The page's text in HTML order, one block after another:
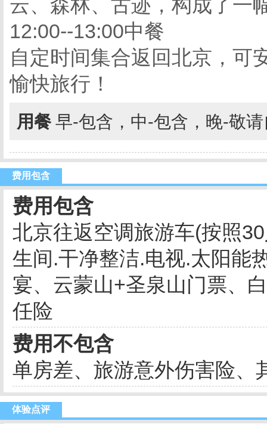
云、森林、古迹，构成了一
12:00--13:00中餐
自定时间集合返回北京，可
愉快旅行！
用餐 早-包含，中-包含，晚-敬
费用包含
费用包含
北京往返空调旅游车(按照
生间.干净整洁.电视.太阳能
宴、云蒙山+圣泉山门票、
任险
费用不包含
单房差、旅游意外伤害险、
体验点评